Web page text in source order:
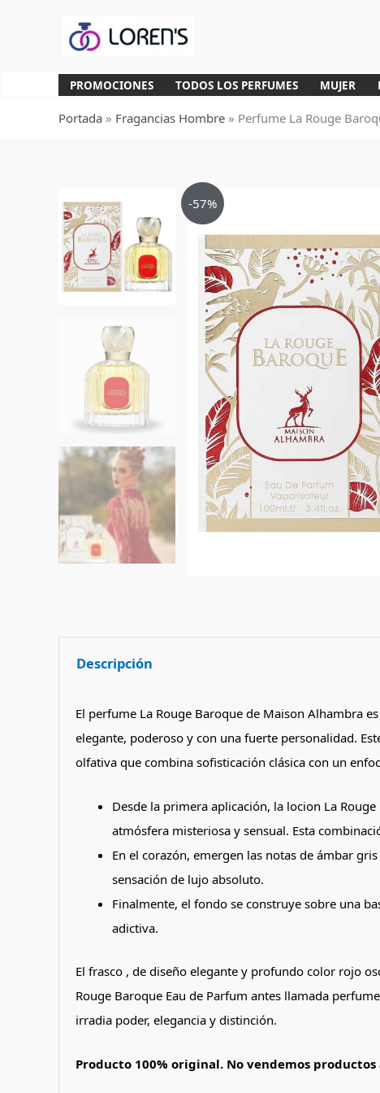
PROMOCIONES TODOS LOS PERFUMES MUJER
Portada » Fragancias Hombre » Perfume La Rouge
-57%
Descripción
El perfume La Rouge Baroque de Maison Alhambra
elegante, poderoso y con una fuerte personalidad.
olfativa que combina sofisticación clásica con un
Desde la primera aplicación, la locion La
atmósfera misteriosa y sensual. Esta
En el corazón, emergen las notas de ámbar
sensación de lujo absoluto.
Finalmente, el fondo se construye sobre una
adictiva.
El frasco , de diseño elegante y profundo color rojo
Rouge Baroque Eau de Parfum antes llamada
irradia poder, elegancia y distinción.
Producto 100% original. No vendemos